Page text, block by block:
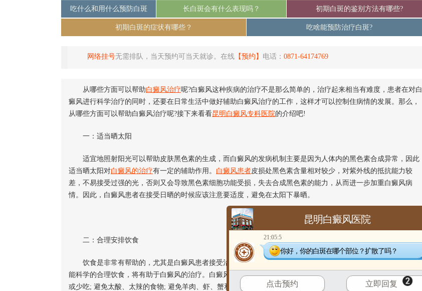
吃什么和用什么预防白斑 长白斑会有什么表现吗？ 初期白斑的鉴别方法有哪些?
初期白斑的症状有哪些？ 吃啥能预防治疗白斑?
网络挂号无需排队，当天预约可当天就诊。在线 【预约】 电话： 0871-64174769
从哪些方面可以帮助白癜风治疗呢?白癜风这种疾病的治疗不是那么简单的，治疗起来相当有难度，患者在对白
癜风进行科学治疗的同时，还要在日常生活中做好辅助白癜风治疗的工作，这样才可以控制住病情的发展。那么，
从哪些方面可以帮助白癜风治疗呢?接下来看看昆明白癜风专科医院的介绍吧!
一：适当晒太阳
适宜地照射阳光可以帮助皮肤黑色素的生成，而白癜风的发病机制主要是因为人体内的黑色素合成异常，因此
适当晒太阳对白癜风的治疗有一定的辅助作用。 白癜风患者皮损处黑色素含量相对较少，对紫外线的抵抗能力较
差，不易接受过强的光，否则又会导致黑色素细胞功能受损，失去合成黑色素的能力，从而进一步加重白癜风病
情。因此，白癜风患者在接受日晒的时候应该注意要适度，避免在太阳下暴晒。
二：合理安排饮食
饮食是非常有帮助的，尤其是白癜风患者接受治疗后，医生往往在日常生活中推荐正确的饮食治疗。如果病人
能科学的合理饮食，将有助于白癜风的治疗。白癜风患者应注意饮食“避免”，对于富含维生素c的食物，应尽量不吃
或少吃; 避免太酸、太辣的食物; 避免羊肉、虾、蟹和所谓的“热性食物”，这些患者应注意，因为它会影响病情，使
昆明白癜风医院
21:05:5
你好，你的白斑在哪个部位？扩散了吗？
点击预约 立即回复